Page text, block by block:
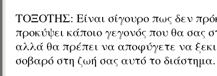
ΤΟΞΟΤΗΣ: Είναι σίγουρο πως δεν
προκύψει κάποιο γεγονός που θα σας
αλλά θα πρέπει να αποφύγετε να
σοβαρό στη ζωή σας αυτό το διάστημα.